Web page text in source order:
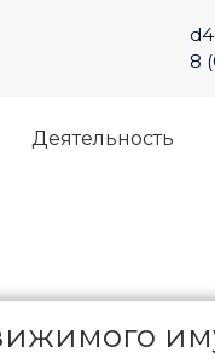
8
Деятельность